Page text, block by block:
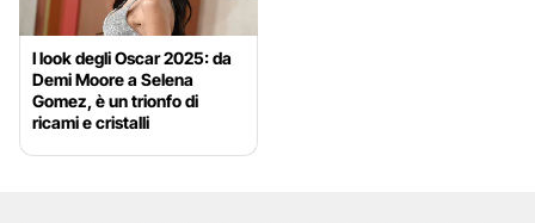
I look degli Oscar 2025: da
Demi Moore a Selena
Gomez, è un trionfo di
ricami e cristalli